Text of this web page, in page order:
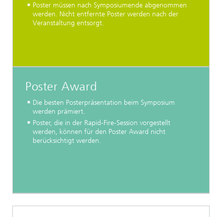
Poster müssen nach Symposiumende abgenommen
werden. Nicht entfernte Poster werden nach der
Veranstaltung entsorgt.
Poster Award
Die besten Posterpräsentation beim Symposium
werden prämiert.
Poster, die in der Rapid-Fire-Session vorgestellt
werden, können für den Poster Award nicht
berücksichtigt werden.